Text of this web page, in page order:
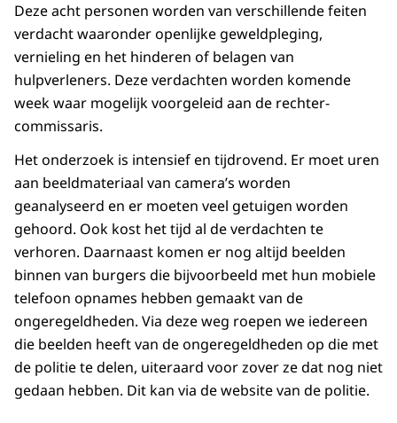
Deze acht personen worden van verschillende feiten
verdacht waaronder openlijke geweldpleging,
vernieling en het hinderen of belagen van
hulpverleners. Deze verdachten worden komende
week waar mogelijk voorgeleid aan de rechter-
commissaris.
Het onderzoek is intensief en tijdrovend. Er moet uren
aan beeldmateriaal van camera’s worden
geanalyseerd en er moeten veel getuigen worden
gehoord. Ook kost het tijd al de verdachten te
verhoren. Daarnaast komen er nog altijd beelden
binnen van burgers die bijvoorbeeld met hun mobiele
telefoon opnames hebben gemaakt van de
ongeregeldheden. Via deze weg roepen we iedereen
die beelden heeft van de ongeregeldheden op die met
de politie te delen, uiteraard voor zover ze dat nog niet
gedaan hebben. Dit kan via de website van de politie.